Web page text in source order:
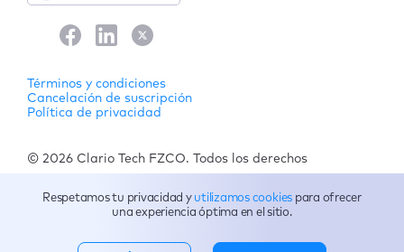
Términos y condiciones
Cancelación de suscripción
Política de privacidad
© 2026 Clario Tech FZCO. Todos los derechos
Respetamos tu privacidad y utilizamos cookies para ofrecer
una experiencia óptima en el sitio.